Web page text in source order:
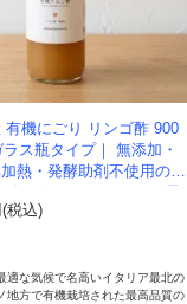
有機にごり リンゴ酢 900
ス瓶タイプ｜ 無添加・
熱・発酵助剤不使用のア
税込)
適な気候で名高いイタリア最北の
地方で有機栽培された最高品質の